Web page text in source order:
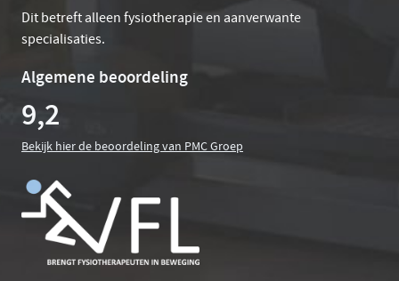
Dit betreft alleen fysiotherapie en aanverwante
specialisaties.
Algemene beoordeling
9,2
Bekijk hier de beoordeling van PMC Groep